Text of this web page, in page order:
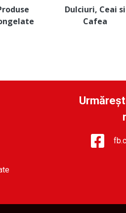
Dulciuri, Ceai si
Cafea